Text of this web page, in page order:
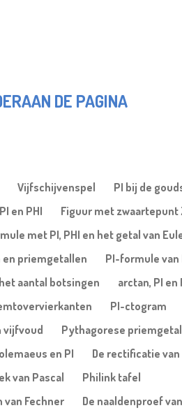
DE PAGINA
Vijfschijvenspel
PI bij de
en PHI
Figuur met zwaartepunt
met PI, PHI en het getal van
en priemgetallen
PI-formule van
het aantal botsingen
arctan, PI en
PI-ctogram
vijfvoud
Pythagorese
en PI
De rectificatie
van Pascal
Philink tafel
van Fechner
De naaldenproef